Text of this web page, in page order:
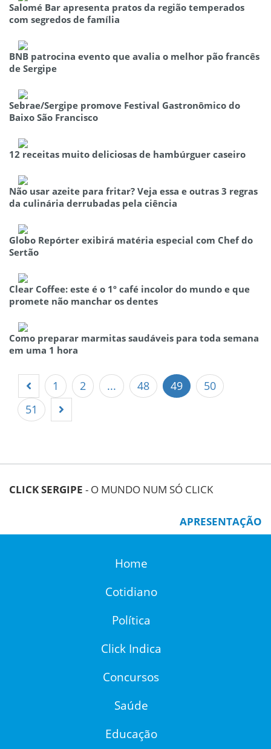
Salomé Bar apresenta pratos da região temperados
com segredos de família
BNB patrocina evento que avalia o melhor pão francês
de Sergipe
Sebrae/Sergipe promove Festival Gastronômico do
Baixo São Francisco
12 receitas muito deliciosas de hambúrguer caseiro
Não usar azeite para fritar? Veja essa e outras 3 regras
da culinária derrubadas pela ciência
Globo Repórter exibirá matéria especial com Chef do
Sertão
Clear Coffee: este é o 1º café incolor do mundo e que
promete não manchar os dentes
Como preparar marmitas saudáveis para toda semana
em uma 1 hora
1 2 ... 48 49
50
51
CLICK SERGIPE - O MUNDO NUM SÓ CLICK
APRESENTAÇÃO
Home
Cotidiano
Política
Click Indica
Concursos
Saúde
Educação